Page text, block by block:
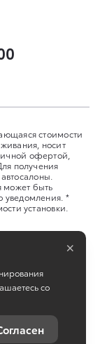
стоимости
носит
офертой,
получения
может быть
уведомления. *
установки.
со
×